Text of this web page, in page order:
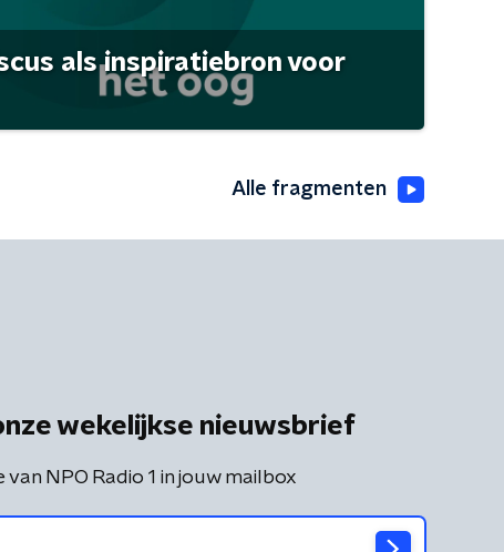
als inspiratiebron voor
Alle fragmenten
wekelijkse nieuwsbrief
NPO Radio 1 in jouw mailbox